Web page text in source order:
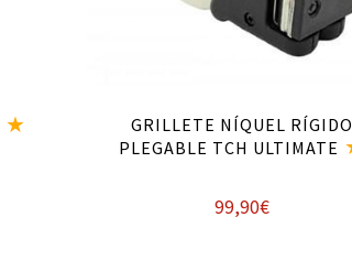
GRILLETE NÍQUEL RÍGIDO
PLEGABLE TCH ULTIMATE
99,90€